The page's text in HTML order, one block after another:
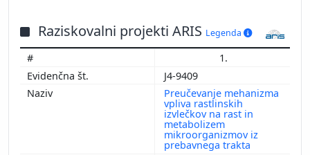
Raziskovalni projekti ARIS Legenda
1.
J4-9409
Preučevanje mehanizma
vpliva rastlinskih
izvlečkov na rast in
metabolizem
mikroorganizmov iz
prebavnega trakta